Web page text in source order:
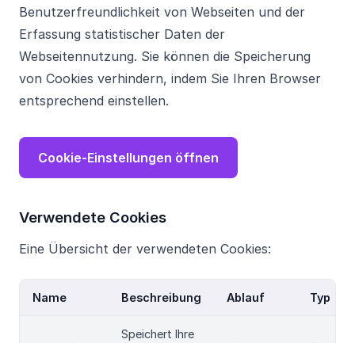
Benutzerfreundlichkeit von Webseiten und der
Erfassung statistischer Daten der
Webseitennutzung. Sie können die Speicherung
von Cookies verhindern, indem Sie Ihren Browser
entsprechend einstellen.
Cookie-Einstellungen öffnen
Verwendete Cookies
Eine Übersicht der verwendeten Cookies:
Name Beschreibung Ablauf Typ
Speichert Ihre